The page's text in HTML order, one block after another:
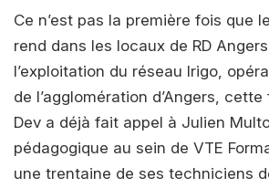
Ce n’est pas la première fois que
rend dans les locaux de RD
l’exploitation du réseau Irigo,
de l’agglomération d’Angers, cette
Dev a déjà fait appel à Julien
pédagogique au sein de VTE
une trentaine de ses techniciens